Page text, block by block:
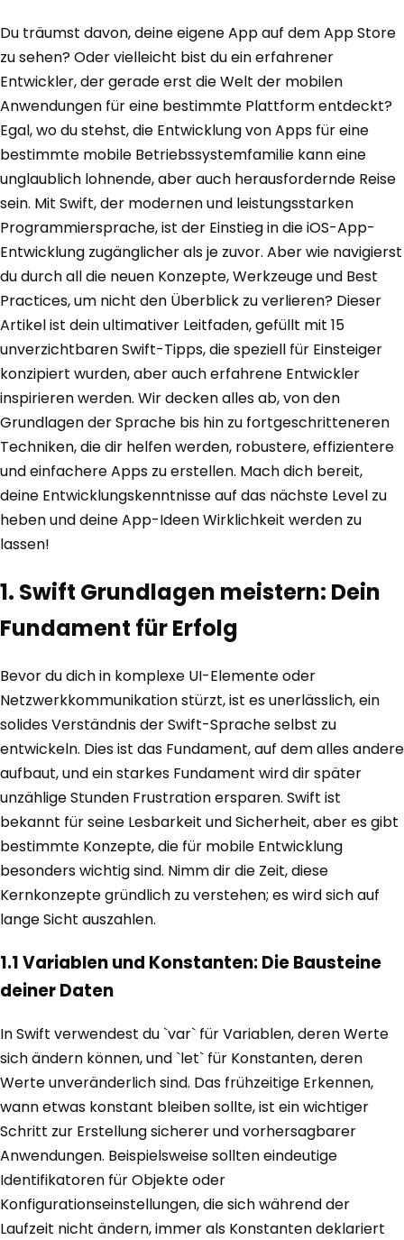
Du träumst davon, deine eigene App auf dem App Store
zu sehen? Oder vielleicht bist du ein erfahrener
Entwickler, der gerade erst die Welt der mobilen
Anwendungen für eine bestimmte Plattform entdeckt?
Egal, wo du stehst, die Entwicklung von Apps für eine
bestimmte mobile Betriebssystemfamilie kann eine
unglaublich lohnende, aber auch herausfordernde Reise
sein. Mit Swift, der modernen und leistungsstarken
Programmiersprache, ist der Einstieg in die iOS-App-
Entwicklung zugänglicher als je zuvor. Aber wie navigierst
du durch all die neuen Konzepte, Werkzeuge und Best
Practices, um nicht den Überblick zu verlieren? Dieser
Artikel ist dein ultimativer Leitfaden, gefüllt mit 15
unverzichtbaren Swift-Tipps, die speziell für Einsteiger
konzipiert wurden, aber auch erfahrene Entwickler
inspirieren werden. Wir decken alles ab, von den
Grundlagen der Sprache bis hin zu fortgeschritteneren
Techniken, die dir helfen werden, robustere, effizientere
und einfachere Apps zu erstellen. Mach dich bereit,
deine Entwicklungskenntnisse auf das nächste Level zu
heben und deine App-Ideen Wirklichkeit werden zu
lassen!
1. Swift Grundlagen meistern: Dein
Fundament für Erfolg
Bevor du dich in komplexe UI-Elemente oder
Netzwerkkommunikation stürzt, ist es unerlässlich, ein
solides Verständnis der Swift-Sprache selbst zu
entwickeln. Dies ist das Fundament, auf dem alles andere
aufbaut, und ein starkes Fundament wird dir später
unzählige Stunden Frustration ersparen. Swift ist
bekannt für seine Lesbarkeit und Sicherheit, aber es gibt
bestimmte Konzepte, die für mobile Entwicklung
besonders wichtig sind. Nimm dir die Zeit, diese
Kernkonzepte gründlich zu verstehen; es wird sich auf
lange Sicht auszahlen.
1.1 Variablen und Konstanten: Die Bausteine
deiner Daten
In Swift verwendest du `var` für Variablen, deren Werte
sich ändern können, und `let` für Konstanten, deren
Werte unveränderlich sind. Das frühzeitige Erkennen,
wann etwas konstant bleiben sollte, ist ein wichtiger
Schritt zur Erstellung sicherer und vorhersagbarer
Anwendungen. Beispielsweise sollten eindeutige
Identifikatoren für Objekte oder
Konfigurationseinstellungen, die sich während der
Laufzeit nicht ändern, immer als Konstanten deklariert